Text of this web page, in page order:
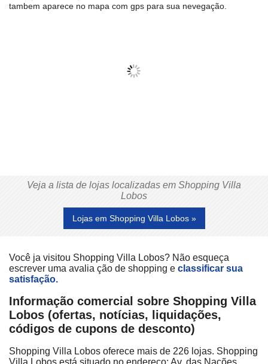
tambem aparece no mapa com gps para sua nevegação.
Veja a lista de lojas localizadas em Shopping Villa
Lobos
Lojas em Shopping Villa Lobos »
Você ja visitou Shopping Villa Lobos? Não esqueça
escrever uma avalia ção de shopping e classificar sua
satisfação.
Informação comercial sobre Shopping Villa
Lobos (ofertas, notícias, liquidações,
códigos de cupons de desconto)
Shopping Villa Lobos oferece mais de 226 lojas. Shopping
Villa Lobos está situado no endereço: Av. das Nações